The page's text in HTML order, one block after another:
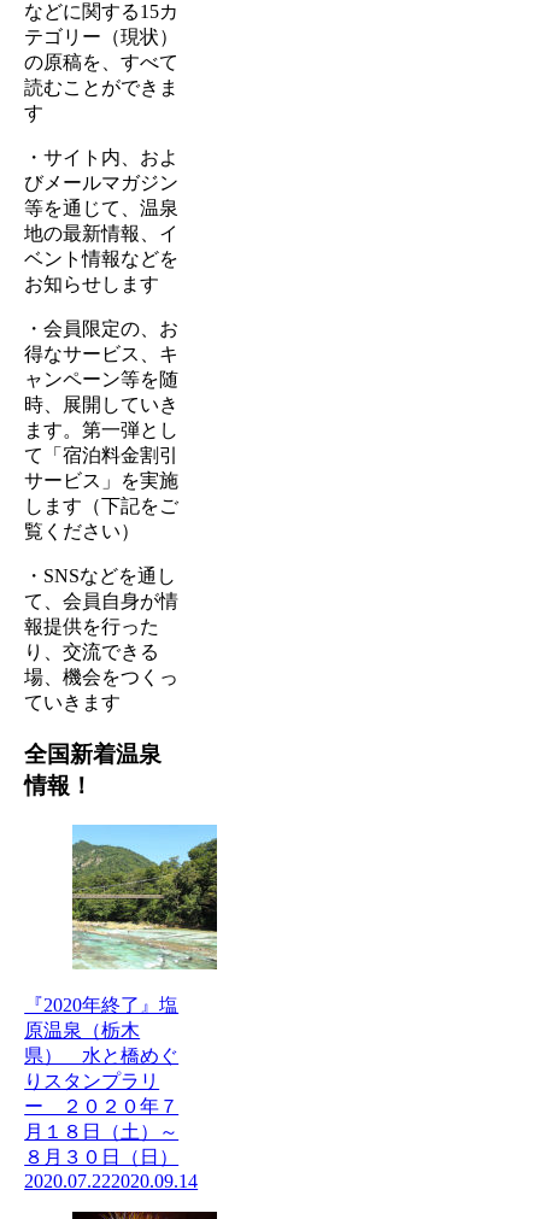
などに関する15カ
テゴリー（現状）
の原稿を、すべて
読むことができま
す
・サイト内、およ
びメールマガジン
等を通じて、温泉
地の最新情報、イ
ベント情報などを
お知らせします
・会員限定の、お
得なサービス、キ
ャンペーン等を随
時、展開していき
ます。第一弾とし
て「宿泊料金割引
サービス」を実施
します（下記をご
覧ください）
・SNSなどを通し
て、会員自身が情
報提供を行った
り、交流できる
場、機会をつくっ
ていきます
全国新着温泉
情報！
『2020年終了』塩
原温泉（栃木
県） 水と橋めぐ
りスタンプラリ
ー ２０２０年７
月１８日（土）～
８月３０日（日）
2020.07.222020.09.14